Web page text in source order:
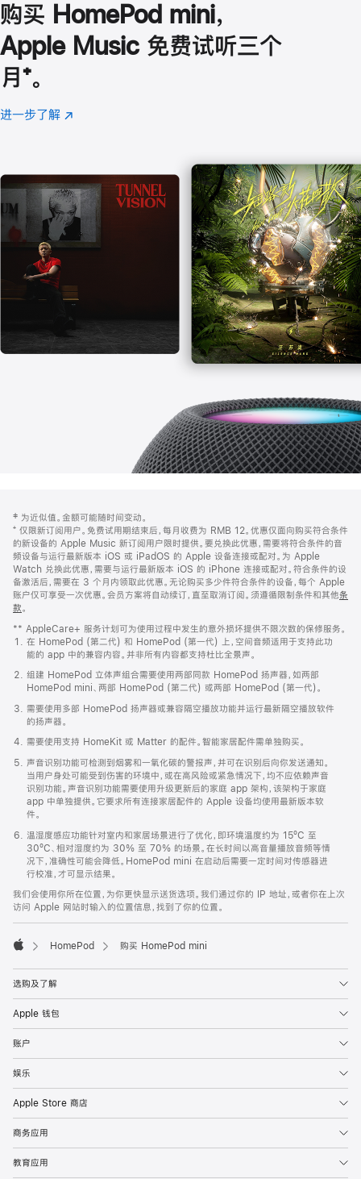
购买 HomePod mini，
Apple Music 免费试听三个
月 脚
注
⁺。
进一步了解 Apple
(在
口
中
打
开)
页
页
脚
注
‡ 为近似值。金额可能随时间变动。
⁺ 仅限新订阅用户。免费试用期结束后，每月收费为 RMB 12。优惠仅面向购买符合条件
的新设备的 Apple Music 新订阅用户限时提供。要兑换此优惠，需要将符合条件的音
频设备与运行最新版本 iOS 或 iPadOS 的 Apple 设备连接或配对。为 Apple
Watch 兑换此优惠，需要与运行最新版本 iOS 的 iPhone 连接或配对。符合条件的设
备激活后，需要在 3 个月内领取此优惠。无论购买多少件符合条件的设备，每个 Apple
账户仅可享受一次优惠。会员方案将自动续订，直至取消订阅。须遵循限制条件和其他条
款。
窗
口
中
打
开)
** AppleCare+ 服务计划可为使用过程中发生的意外损坏提供不限次数的保修服务。
在 HomePod (第二代) 和 HomePod (第一代) 上，空间音频适用于支持此功
能的 app 中的兼容内容。并非所有内容都支持杜比全景声。
组建 HomePod 立体声组合需要使用两部同款 HomePod 扬声器，如两部
HomePod mini、两部 HomePod (第二代) 或两部 HomePod (第一代)。
需要使用多部 HomePod 扬声器或兼容隔空播放功能并运行最新隔空播放软件
的扬声器。
需要使用支持 HomeKit 或 Matter 的配件。智能家居配件需单独购买。
声音识别功能可检测到烟雾和一氧化碳的警报声，并可在识别后向你发送通知。
当用户身处可能受到伤害的环境中，或在高风险或紧急情况下，均不应依赖声音
识别功能。声音识别功能需要使用升级更新后的家庭 app 架构，该架构于家庭
app 中单独提供。它要求所有连接家居配件的 Apple 设备均使用最新版本软
件。
温湿度感应功能针对室内和家居场景进行了优化，即环境温度约为 15ºC 至
30ºC、相对湿度约为 30% 至 70% 的场景。在长时间以高音量播放音频等情
况下，准确性可能会降低。HomePod mini 在启动后需要一定时间对传感器进
行校准，才可显示结果。
我们会使用你所在位置，为你更快显示送货选项。我们通过你的 IP 地址，或者你在上次
访问 Apple 网站时输入的位置信息，找到了你的位置。
HomePod 购买 HomePod mini
选购及了解
Apple 钱包
账户
娱乐
Apple Store 商店
商务应用
教育应用